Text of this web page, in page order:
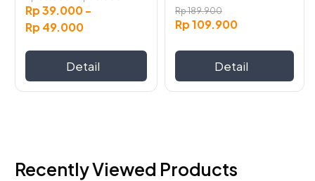
Rp39.000-
Rp49.000
chosen
on
page
Detail
Rp189.900
Rp109.900
chosen
on
page
Detail
Recently Viewed Products